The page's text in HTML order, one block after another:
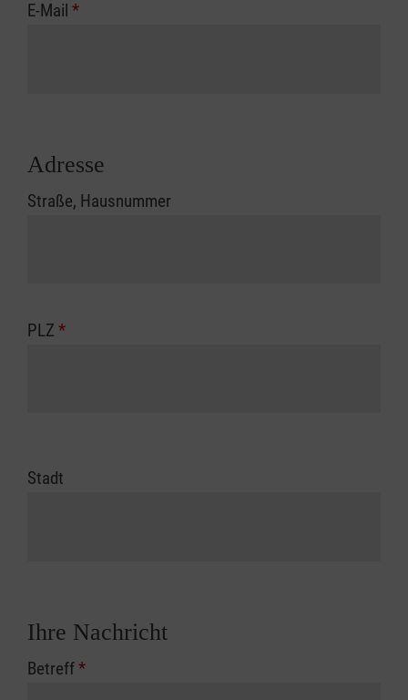
E-Mail *
Adresse
Straße, Hausnummer
PLZ *
Stadt
Ihre Nachricht
Betreff*